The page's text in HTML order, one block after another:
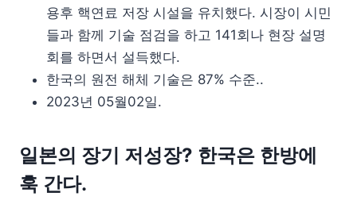
용후 핵연료 저장 시설을 유치했다. 시장이 시민
들과 함께 기술 점검을 하고 141회나 현장 설명
회를 하면서 설득했다.
한국의 원전 해체 기술은 87% 수준..
2023년 05월02일.
일본의 장기 저성장? 한국은 한방에
훅 간다.